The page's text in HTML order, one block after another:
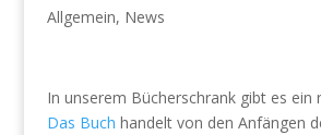
Allgemein, News
In unserem Bücherschrank gibt es ein
Das Buch handelt von den Anfängen